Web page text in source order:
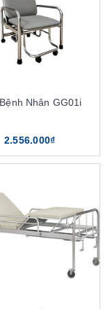
Nhân GG01i
2.556.000₫